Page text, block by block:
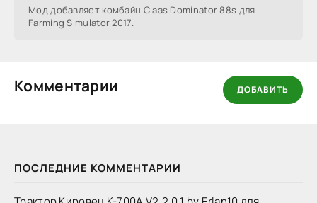
ПОСЛЕДНИЕ КОММЕНТАРИИ
Мод добавляет комбайн Claas Dominator 88s для
Farming Simulator 2017.
Комментарии ДОБАВИТЬ